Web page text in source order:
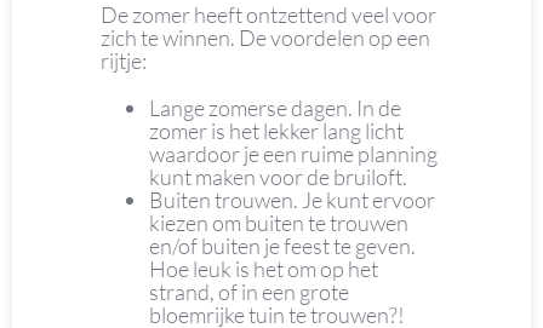
De zomer heeft ontzettend veel voor
zich te winnen. De voordelen op een
rijtje:
Lange zomerse dagen. In de
zomer is het lekker lang licht
waardoor je een ruime planning
kunt maken voor de bruiloft.
Buiten trouwen. Je kunt ervoor
kiezen om buiten te trouwen
en/of buiten je feest te geven.
Hoe leuk is het om op het
strand, of in een grote
bloemrijke tuin te trouwen?!